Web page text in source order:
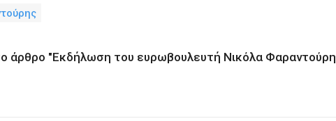
άρθρο "Εκδήλωση του ευρωβουλευτή Νικόλα Φαραντούρη